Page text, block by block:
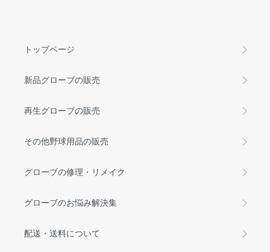
トップページ
新品グローブの販売
再生グローブの販売
その他野球用品の販売
グローブの修理・リメイク
グローブのお悩み解決集
配送・送料について